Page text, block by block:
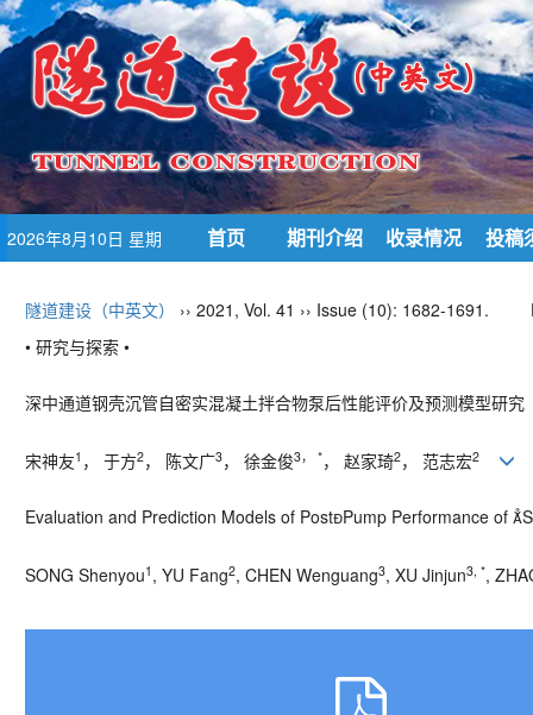
2026年8月10日 星期
首页 期刊介绍 收录情况 投稿
隧道建设（中英文） ›› 2021, Vol. 41 ›› Issue (10): 1682-1691.
• 研究与探索 •
深中通道钢壳沉管自密实混凝土拌合物泵后性能评价及预测模型研究
宋神友1 ， 于方2， 陈文广3， 徐金俊3， *， 赵家琦2， 范志宏2
Evaluation and Prediction Models of PostPump Performance of 
SONG Shenyou1 , YU Fang2, CHEN Wenguang3, XU Jinjun3, *,